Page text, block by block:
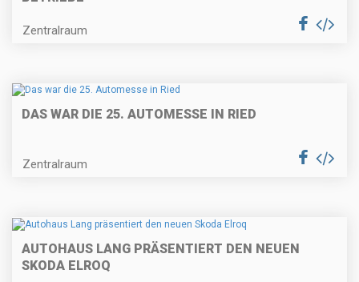
Zentralraum
DAS WAR DIE 25. AUTOMESSE IN RIED
Zentralraum
AUTOHAUS LANG PRÄSENTIERT DEN NEUEN
SKODA ELROQ